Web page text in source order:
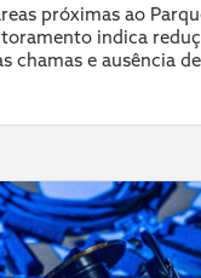
próximas ao
indica
chamas e ausência